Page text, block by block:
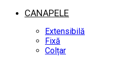
CANAPELE
Extensibilă
Fixă
Colțar